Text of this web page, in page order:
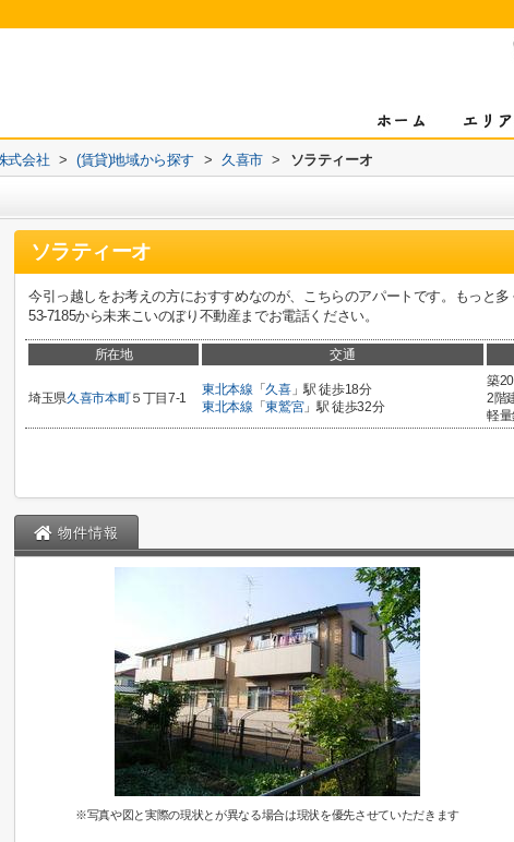
式会社 > (賃貸)地域から探す > 久喜市 > ソラティーオ
ソラティーオ
今引っ越しをお考えの方におすすめなのが、こちらのアパートです。もっと
53-7185から未来こいのぼり不動産までお電話ください。
所在地 交通
埼玉県久喜市本町５丁目7-1
東北本線 「 久喜」駅 徒歩18分
東北本線 「東鷲宮」駅 徒歩32分
築
2階
軽
物件情報
※写真や図と実際の現状とが異なる場合は現状を優先させていただきます